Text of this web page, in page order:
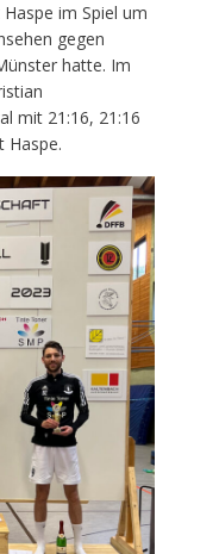
im Spiel um
gegen
hatte. Im
mit 21:16, 21:16
Haspe.